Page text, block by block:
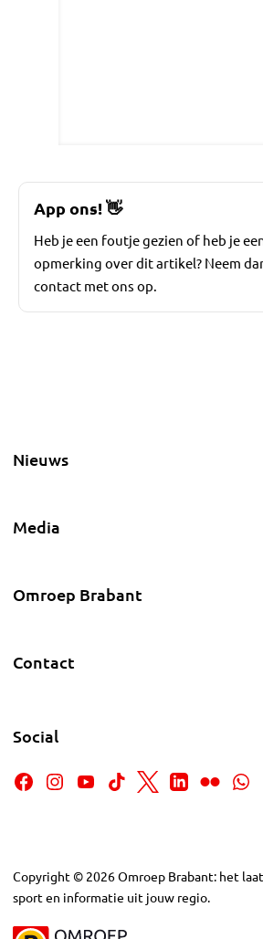
App ons!👋
Heb je een foutje gezien of heb je
opmerking over dit artikel? Neem
contact met ons op.
Nieuws
Media
Omroep Brabant
Contact
Social
Copyright © 2026Omroep Brabant: het
sport en informatie uit jouw regio.